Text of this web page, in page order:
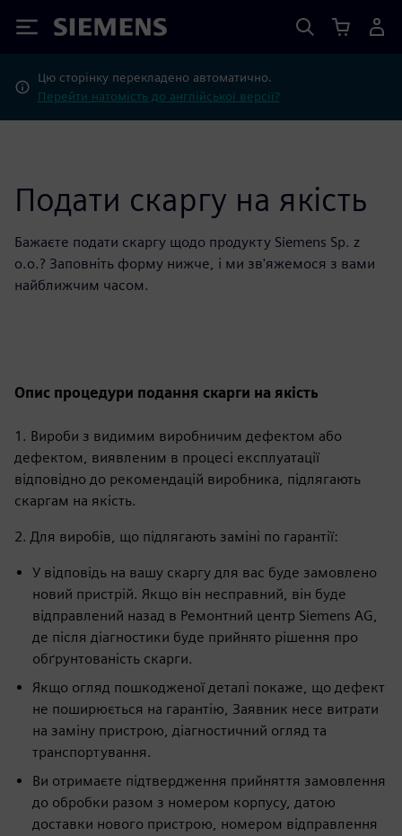
Siemens
Цю сторінку перекладено автоматично.
Перейти натомість до англійської версії?
Подати скаргу на якість
Бажаєте подати скаргу щодо продукту Siemens Sp. z
o.o.? Заповніть форму нижче, і ми зв'яжемося з вами
найближчим часом.
Опис процедури подання скарги на якість
1. Вироби з видимим виробничим дефектом або
дефектом, виявленим в процесі експлуатації
відповідно до рекомендацій виробника, підлягають
скаргам на якість.
2. Для виробів, що підлягають заміні по гарантії:
У відповідь на вашу скаргу для вас буде замовлено
новий пристрій. Якщо він несправний, він буде
відправлений назад в Ремонтний центр Siemens AG,
де після діагностики буде прийнято рішення про
обґрунтованість скарги.
Якщо огляд пошкодженої деталі покаже, що дефект
не поширюється на гарантію, Заявник несе витрати
на заміну пристрою, діагностичний огляд та
транспортування.
Ви отримаєте підтвердження прийняття замовлення
до обробки разом з номером корпусу, датою
доставки нового пристрою, номером відправлення